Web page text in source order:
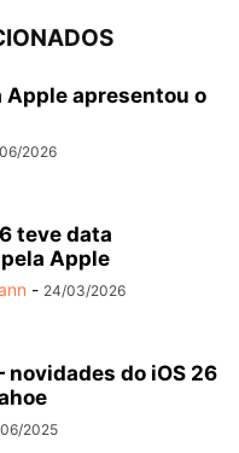
Apple apresentou o
2026
teve data
Apple
- 24/03/2026
do iOS 26
2025